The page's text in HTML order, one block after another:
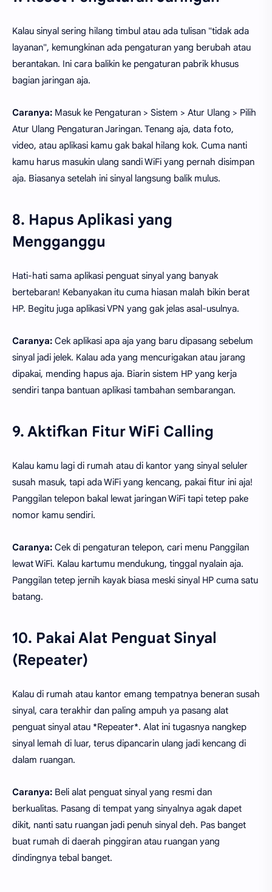
Kalau sinyal sering hilang timbul atau ada tulisan "tidak ada
layanan", kemungkinan ada pengaturan yang berubah atau
berantakan. Ini cara balikin ke pengaturan pabrik khusus
bagian jaringan aja.
Caranya: Masuk ke Pengaturan > Sistem > Atur Ulang > Pilih
Atur Ulang Pengaturan Jaringan. Tenang aja, data foto,
video, atau aplikasi kamu gak bakal hilang kok. Cuma nanti
kamu harus masukin ulang sandi WiFi yang pernah disimpan
aja. Biasanya setelah ini sinyal langsung balik mulus.
8. Hapus Aplikasi yang
Mengganggu
Hati-hati sama aplikasi penguat sinyal yang banyak
bertebaran! Kebanyakan itu cuma hiasan malah bikin berat
HP. Begitu juga aplikasi VPN yang gak jelas asal-usulnya.
Caranya: Cek aplikasi apa aja yang baru dipasang sebelum
sinyal jadi jelek. Kalau ada yang mencurigakan atau jarang
dipakai, mending hapus aja. Biarin sistem HP yang kerja
sendiri tanpa bantuan aplikasi tambahan sembarangan.
9. Aktifkan Fitur WiFi Calling
Kalau kamu lagi di rumah atau di kantor yang sinyal seluler
susah masuk, tapi ada WiFi yang kencang, pakai fitur ini aja!
Panggilan telepon bakal lewat jaringan WiFi tapi tetep pake
nomor kamu sendiri.
Caranya: Cek di pengaturan telepon, cari menu Panggilan
lewat WiFi. Kalau kartumu mendukung, tinggal nyalain aja.
Panggilan tetep jernih kayak biasa meski sinyal HP cuma satu
batang.
10. Pakai Alat Penguat Sinyal
(Repeater)
Kalau di rumah atau kantor emang tempatnya beneran susah
sinyal, cara terakhir dan paling ampuh ya pasang alat
penguat sinyal atau *Repeater*. Alat ini tugasnya nangkep
sinyal lemah di luar, terus dipancarin ulang jadi kencang di
dalam ruangan.
Caranya: Beli alat penguat sinyal yang resmi dan
berkualitas. Pasang di tempat yang sinyalnya agak dapet
dikit, nanti satu ruangan jadi penuh sinyal deh. Pas banget
buat rumah di daerah pinggiran atau ruangan yang
dindingnya tebal banget.